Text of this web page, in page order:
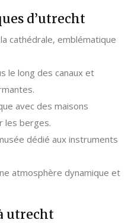
d’utrecht
cathédrale, emblématique
le long des canaux et
avec des maisons
les berges.
dédié aux instruments
atmosphère dynamique et
utrecht